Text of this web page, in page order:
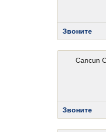
Звоните
Cancun
Звоните